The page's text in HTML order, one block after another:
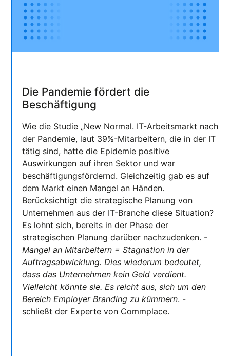
Die Pandemie fördert die
Beschäftigung
Wie die Studie „New Normal. IT-Arbeitsmarkt nach
der Pandemie, laut 39%-Mitarbeitern, die in der IT
tätig sind, hatte die Epidemie positive
Auswirkungen auf ihren Sektor und war
beschäftigungsfördernd. Gleichzeitig gab es auf
dem Markt einen Mangel an Händen.
Berücksichtigt die strategische Planung von
Unternehmen aus der IT-Branche diese Situation?
Es lohnt sich, bereits in der Phase der
strategischen Planung darüber nachzudenken. -
Mangel an Mitarbeitern = Stagnation in der
Auftragsabwicklung. Dies wiederum bedeutet,
dass das Unternehmen kein Geld verdient.
Vielleicht könnte sie. Es reicht aus, sich um den
Bereich Employer Branding zu kümmern. -
schließt der Experte von Commplace.